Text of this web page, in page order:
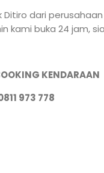
dari
buka 24 jam,
KENDARAAN
973 778